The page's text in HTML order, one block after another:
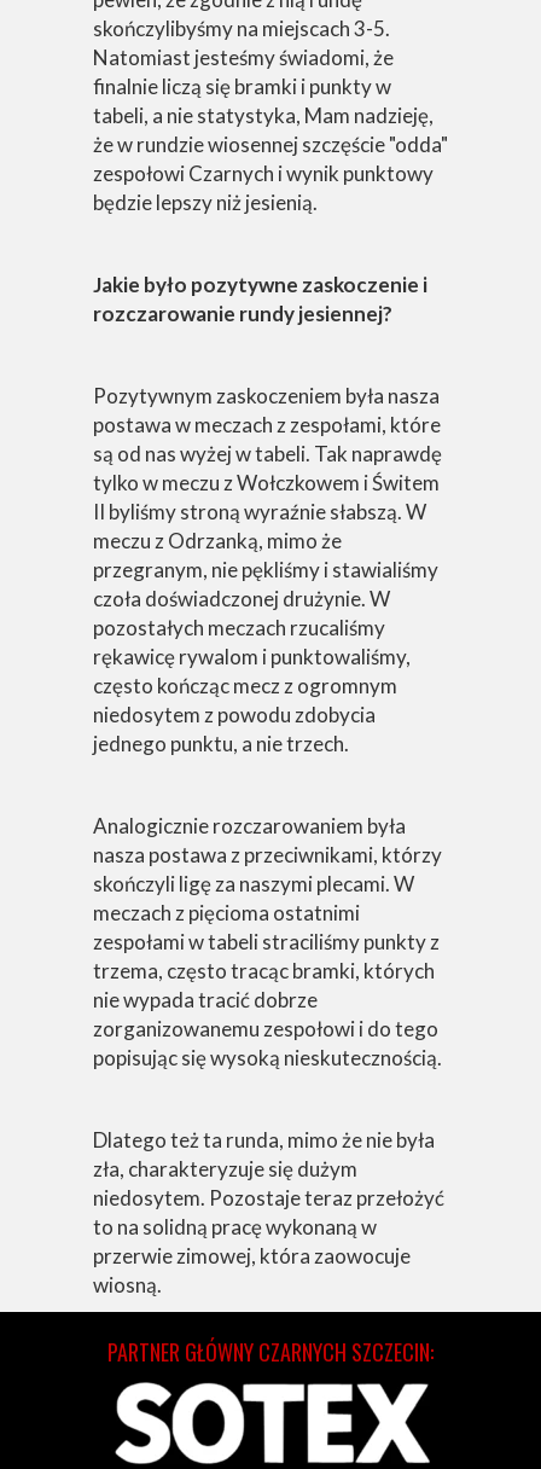
skończylibyśmy na miejscach 3-5.
Natomiast jesteśmy świadomi, że
finalnie liczą się bramki i punkty w
tabeli, a nie statystyka, Mam nadzieję,
że w rundzie wiosennej szczęście "odda"
zespołowi Czarnych i wynik punktowy
będzie lepszy niż jesienią.
Jakie było pozytywne zaskoczenie i
rozczarowanie rundy jesiennej?
Pozytywnym zaskoczeniem była nasza
postawa w meczach z zespołami, które
są od nas wyżej w tabeli. Tak naprawdę
tylko w meczu z Wołczkowem i Świtem
II byliśmy stroną wyraźnie słabszą. W
meczu z Odrzanką, mimo że
przegranym, nie pękliśmy i stawialiśmy
czoła doświadczonej drużynie. W
pozostałych meczach rzucaliśmy
rękawicę rywalom i punktowaliśmy,
często kończąc mecz z ogromnym
niedosytem z powodu zdobycia
jednego punktu, a nie trzech.
Analogicznie rozczarowaniem była
nasza postawa z przeciwnikami, którzy
skończyli ligę za naszymi plecami. W
meczach z pięcioma ostatnimi
zespołami w tabeli straciliśmy punkty z
trzema, często tracąc bramki, których
nie wypada tracić dobrze
zorganizowanemu zespołowi i do tego
popisując się wysoką nieskutecznością.
Dlatego też ta runda, mimo że nie była
zła, charakteryzuje się dużym
niedosytem. Pozostaje teraz przełożyć
to na solidną pracę wykonaną w
przerwie zimowej, która zaowocuje
wiosną.
PARTNER GŁÓWNY CZARNYCH SZCZECIN: